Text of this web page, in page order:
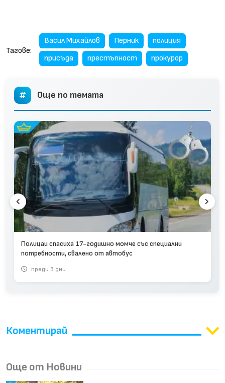
Тагове:
Васил Михайлов Перник
полиция
присъда
престъпност прокурор
Още по темата
Полицаи спасиха 17-годишно момче със специални
потребности, свалено от автобус
преди 3 дни
Коментирай
Още от Новини